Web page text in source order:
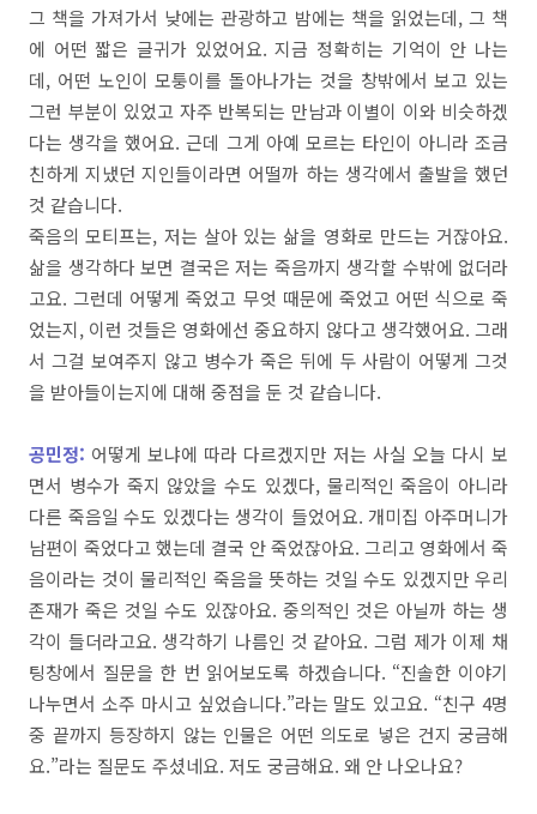
그 책을 가져가서 낮에는 관광하고 밤에는 책을 읽었는데, 그 책
에 어떤 짧은 글귀가 있었어요.지금 정확히는 기억이 안 나는
데, 어떤 노인이 모퉁이를 돌아나가는 것을 창밖에서 보고 있는
그런 부분이 있었고 자주 반복되는 만남과 이별이 이와 비슷하겠
다는 생각을 했어요.근데 그게 아예 모르는 타인이 아니라 조금
친하게 지냈던 지인들이라면 어떨까 하는 생각에서 출발을 했던
것 같습니다.
죽음의 모티프는, 저는 살아 있는 삶을 영화로 만드는 거잖아요.
삶을 생각하다 보면 결국은 저는 죽음까지 생각할 수밖에 없더라
고요.그런데 어떻게 죽었고 무엇 때문에 죽었고 어떤 식으로 죽
었는지, 이런 것들은 영화에선 중요하지 않다고생각했어요. 그래
서 그걸 보여주지 않고 병수가 죽은 뒤에 두 사람이 어떻게 그것
을 받아들이는지에 대해 중점을 둔 것 같습니다.
공민정: 어떻게 보냐에 따라 다르겠지만 저는 사실 오늘 다시 보
면서 병수가 죽지 않았을 수도 있겠다, 물리적인 죽음이 아니라
다른 죽음일 수도 있겠다는 생각이 들었어요. 개미집 아주머니가
남편이 죽었다고했는데 결국 안죽었잖아요. 그리고 영화에서 죽
음이라는 것이 물리적인 죽음을 뜻하는 것일 수도 있겠지만 우리
존재가 죽은 것일 수도 있잖아요. 중의적인 것은 아닐까 하는 생
각이 들더라고요.생각하기 나름인 것 같아요.그럼 제가 이제 채
팅창에서 질문을 한 번 읽어보도록 하겠습니다. “진솔한 이야기
나누면서 소주 마시고 싶었습니다.”라는 말도 있고요. “친구 4명
중 끝까지 등장하지 않는 인물은 어떤 의도로 넣은 건지 궁금해
요.”라는 질문도 주셨네요. 저도 궁금해요. 왜 안 나오나요?